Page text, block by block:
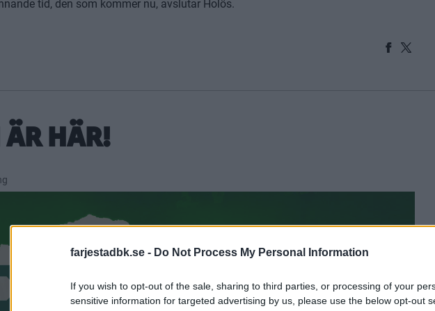
farjestadbk.se - Do Not Process My Personal Information
If you wish to opt-out of the sale, sharing to third parties, or processing of your
sensitive information for targeted advertising by us, please use the below opt-out
tid, den som kommer nu, avslutar Holös.
HÄR!